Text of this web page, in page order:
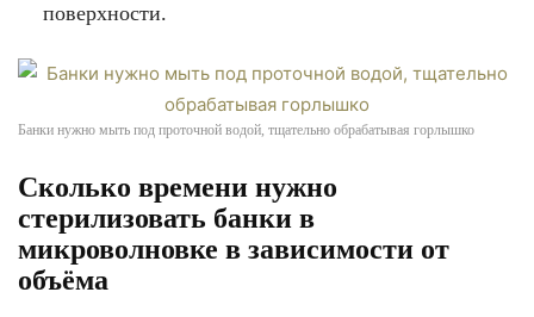
поверхности.
Банки нужно мыть под проточной водой, тщательно обрабатывая горлышко
Сколько времени нужно
стерилизовать банки в
микроволновке в зависимости от
объёма